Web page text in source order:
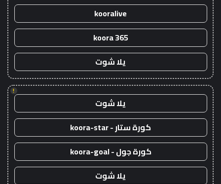
kooralive
koora 365
يلا شوت
!
يلا شوت
كورة ستار - koora-star
كورة جول - koora-goal
يلا شوت